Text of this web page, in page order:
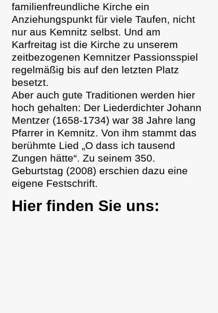
familienfreundliche Kirche ein
Anziehungspunkt für viele Taufen, nicht
nur aus Kemnitz selbst. Und am
Karfreitag ist die Kirche zu unserem
zeitbezogenen Kemnitzer Passionsspiel
regelmäßig bis auf den letzten Platz
besetzt.
Aber auch gute Traditionen werden hier
hoch gehalten: Der Liederdichter Johann
Mentzer (1658-1734) war 38 Jahre lang
Pfarrer in Kemnitz. Von ihm stammt das
berühmte Lied „O dass ich tausend
Zungen hätte“. Zu seinem 350.
Geburtstag (2008) erschien dazu eine
eigene Festschrift.
Hier finden Sie uns: